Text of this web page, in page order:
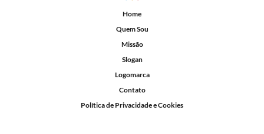
Home
Quem Sou
Missão
Slogan
Logomarca
Contato
Política de Privacidade e Cookies